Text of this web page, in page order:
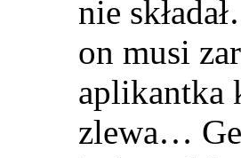
nie
on musi
aplikantka
zlewa…